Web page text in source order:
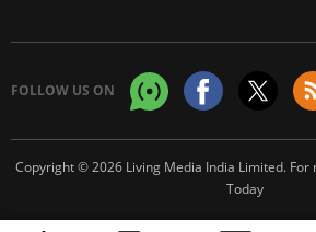
FOLLOW US ON
Copyright © 2026 Living Media India Limited.
Today